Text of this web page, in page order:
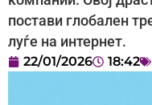
постави глобален
луѓе на интернет.
22/01/2026 18:42